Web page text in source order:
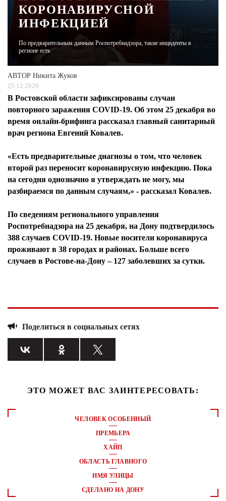
КОРОНАВИРУСНОЙ
ИНФЕКЦИЕЙ
По предварительным данным Роспотребнадзора, такие инциденты в
регионе есть
АВТОР Никита Жуков
25.12.2020
В Ростовской области зафиксированы случаи
повторного заражения COVID-19. Об этом 25 декабря во
время онлайн-брифинга рассказал главный санитарный
врач региона Евгений Ковалев.
«Есть предварительные диагнозы о том, что человек
второй раз переносит коронавирусную инфекцию. Пока
на сегодня однозначно я утверждать не могу, мы
разбираемся по данным случаям,» - рассказал Ковалев.
По сведениям регионального управления
Роспотребнадзора на 25 декабря, на Дону подтвердилось
388 случаев COVID-19. Новые носители коронавируса
проживают в 38 городах и районах. Больше всего
случаев в Ростове-на-Дону – 127 заболевших за сутки.
Поделиться в социальных сетях
ЭТО МОЖЕТ ВАС ЗАИНТЕРЕСОВАТЬ:
ЧЕЛОВЕК ОСОБЕННЫЙ
ПРЕМЬЕРА
ХАЙП
ОБЛАСТЬ ГЛАВНОГО
ИМЯ УЛИЦЫ
СДЕЛАНО НА ДОНУ